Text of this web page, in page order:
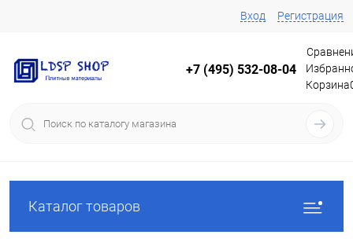
Вход Регистрация
+7 (495) 532-08-04
Корзина
Каталог товаров